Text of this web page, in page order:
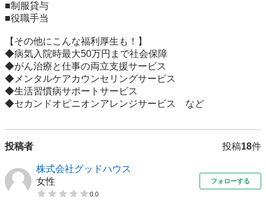
■制服貸与
■役職手当
【その他にこんな福利厚生も！】
◆病気入院時最大50万円まで社会保障
◆がん治療と仕事の両立支援サービス
◆メンタルケアカウンセリングサービス
◆生活習慣病サポートサービス
◆セカンドオピニオンアレンジサービス　など
投稿者 投稿18件
株式会社グッドハウス
女性
0.0
フォローする